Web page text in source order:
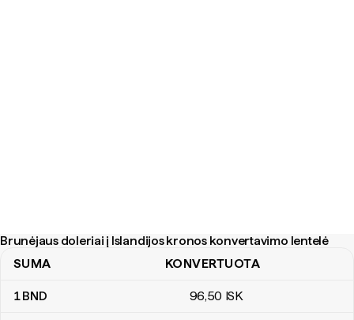
Brunėjaus doleriai į Islandijos kronos konvertavimo lentelė
Brunėjaus doleriai į Islandijos kronos konvertavimo lentelė
SUMA KONVERTUOTA
1BND 96,50 ISK